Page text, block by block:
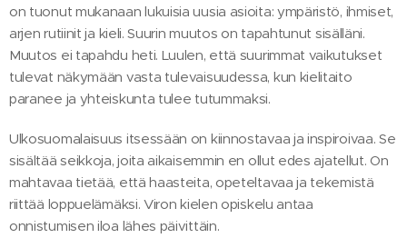
on tuonut mukanaan lukuisia uusia asioita: ympäristö, ihmiset,
arjen rutiinit ja kieli. Suurin muutos on tapahtunut sisälläni.
Muutos ei tapahdu heti. Luulen, että suurimmat vaikutukset
tulevat näkymään vasta tulevaisuudessa, kun kielitaito
paranee ja yhteiskunta tulee tutummaksi.
Ulkosuomalaisuus itsessään on kiinnostavaa ja inspiroivaa. Se
sisältää seikkoja, joita aikaisemmin en ollut edes ajatellut. On
mahtavaa tietää, että haasteita, opeteltavaa ja tekemistä
riittää loppuelämäksi. Viron kielen opiskelu antaa
onnistumisen iloa lähes päivittäin.